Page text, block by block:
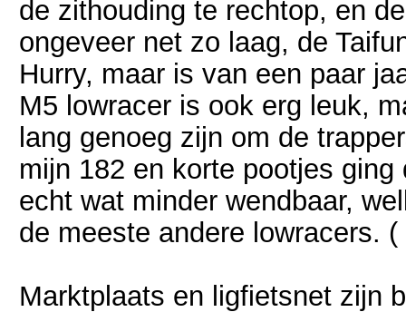
de zithouding te rechtop, en
ongeveer net zo laag, de
Hurry, maar is van een paar
M5 lowracer is ook erg leuk,
lang genoeg zijn om de
mijn 182 en korte pootjes
echt wat minder wendbaar,
de meeste andere lowracers.
Marktplaats en ligfietsnet zijn